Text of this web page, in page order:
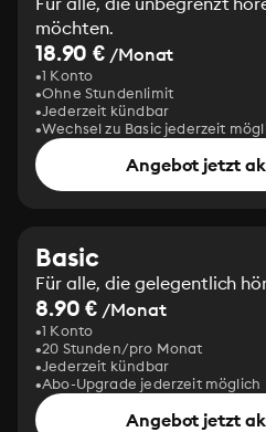
möchten.
18.90 € /Monat
1 Konto
Ohne Stundenlimit
Jederzeit kündbar
Wechsel zu Basic jederzeit
Angebot jetzt
Basic
Für alle, die gelegentlich
8.90 € /Monat
1 Konto
20 Stunden/pro Monat
Jederzeit kündbar
Abo-Upgrade jederzeit möglich
Angebot jetzt